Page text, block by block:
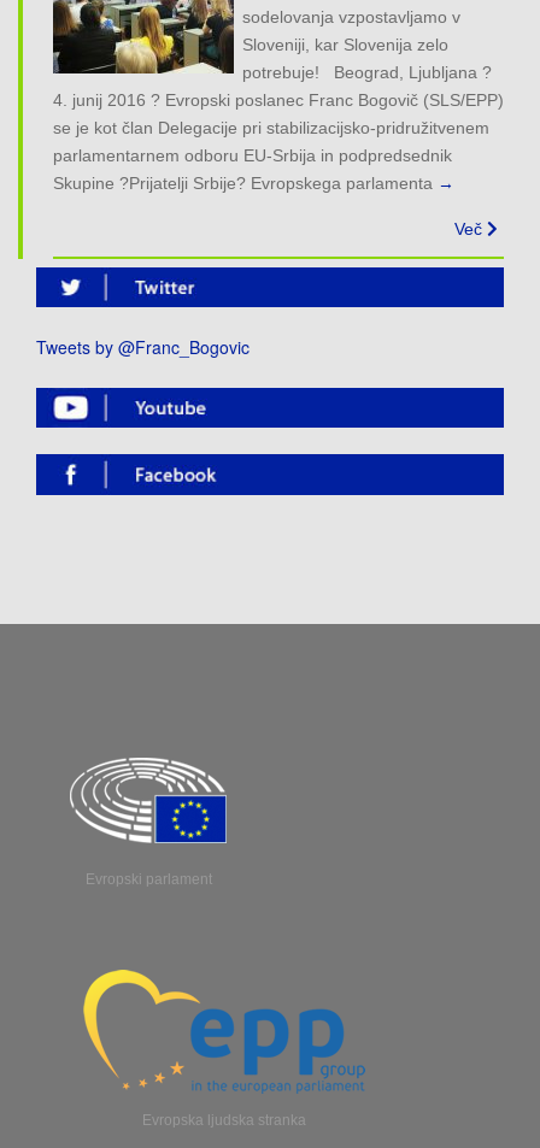
sodelovanja vzpostavljamo v
Sloveniji, kar Slovenija zelo
potrebuje! Beograd, Ljubljana ?
4. junij 2016 ? Evropski poslanec Franc Bogovič (SLS/EPP)
se je kot član Delegacije pri stabilizacijsko-pridružitvenem
parlamentarnem odboru EU-Srbija in podpredsednik
Skupine ?Prijatelji Srbije? Evropskega parlamenta →
Več
Tweets by @Franc_Bogovic
Evropski parlament
Evropska ljudska stranka